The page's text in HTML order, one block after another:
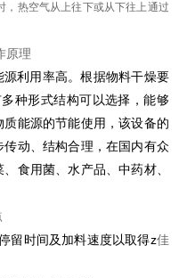
，热空气从上往下或从下往上通过
原理
利用率高。根据物料干燥要
种形式结构可以选择，能够
能源的节能使用，该设备的
动、结构合理，在国内有众
食用菌、水产品、中药材、
留时间及加料速度以取得z佳